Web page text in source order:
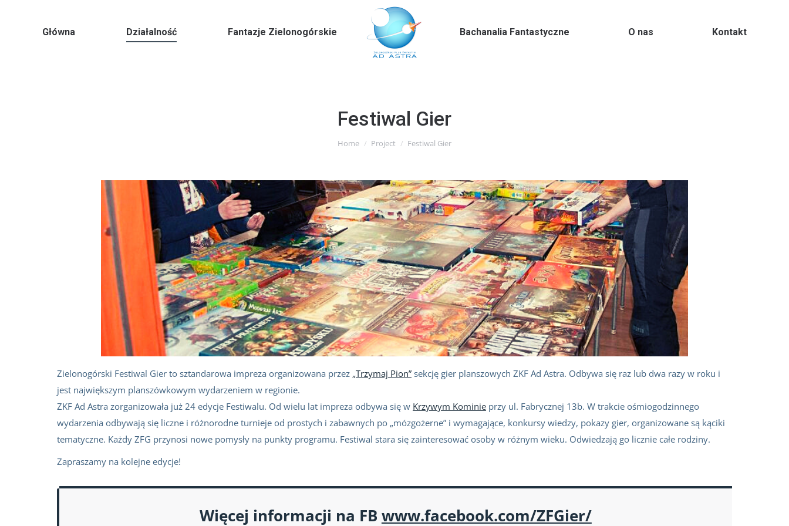
Główna Działalność Fantazje Zielonogórskie Bachanalia Fantastyczne O nas Kontakt
Festiwal Gier
You are here:
Home Project Festiwal Gier
Zielonogórski Festiwal Gier to sztandarowa impreza organizowana przez „Trzymaj Pion” sekcję gier planszowych ZKF Ad Astra. Odbywa się raz lub dwa razy w roku i
jest największym planszówkowym wydarzeniem w regionie.
ZKF Ad Astra zorganizowała już 24 edycje Festiwalu. Od wielu lat impreza odbywa się w Krzywym Kominie przy ul. Fabrycznej 13b. W trakcie ośmiogodzinnego
wydarzenia odbywają się liczne i różnorodne turnieje od prostych i zabawnych po „mózgożerne” i wymagające, konkursy wiedzy, pokazy gier, organizowane są kąciki
tematyczne. Każdy ZFG przynosi nowe pomysły na punkty programu. Festiwal stara się zainteresować osoby w różnym wieku. Odwiedzają go licznie całe rodziny.
Zapraszamy na kolejne edycje!
Więcej informacji na FB www.facebook.com/ZFGier/